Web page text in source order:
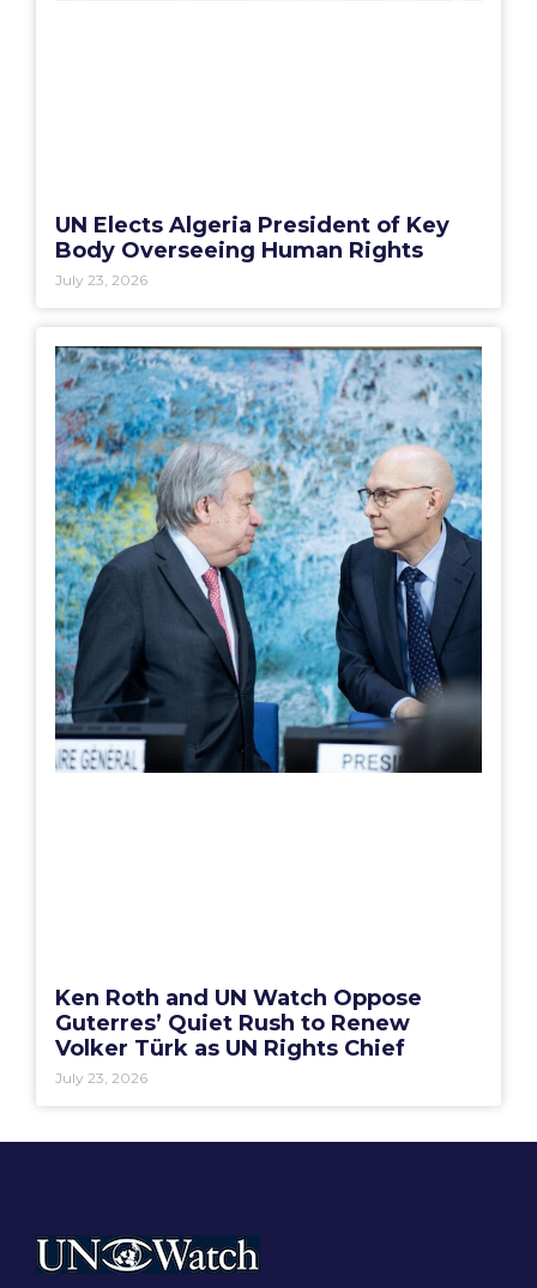
UN Elects Algeria President of Key
Body Overseeing Human Rights
July 23, 2026
Ken Roth and UN Watch Oppose
Guterres’ Quiet Rush to Renew
Volker Türk as UN Rights Chief
July 23, 2026